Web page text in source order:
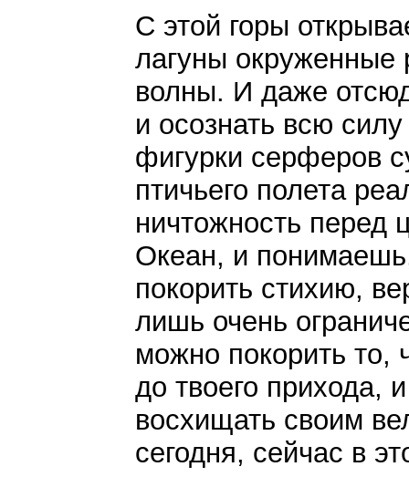
С этой горы
лагуны
волны. И даже
и осознать всю
фигурки серферов
птичьего полета
ничтожность
Океан, и
покорить стихию,
лишь очень
можно покорить то,
до твоего прихода,
восхищать своим
сегодня, сейчас в